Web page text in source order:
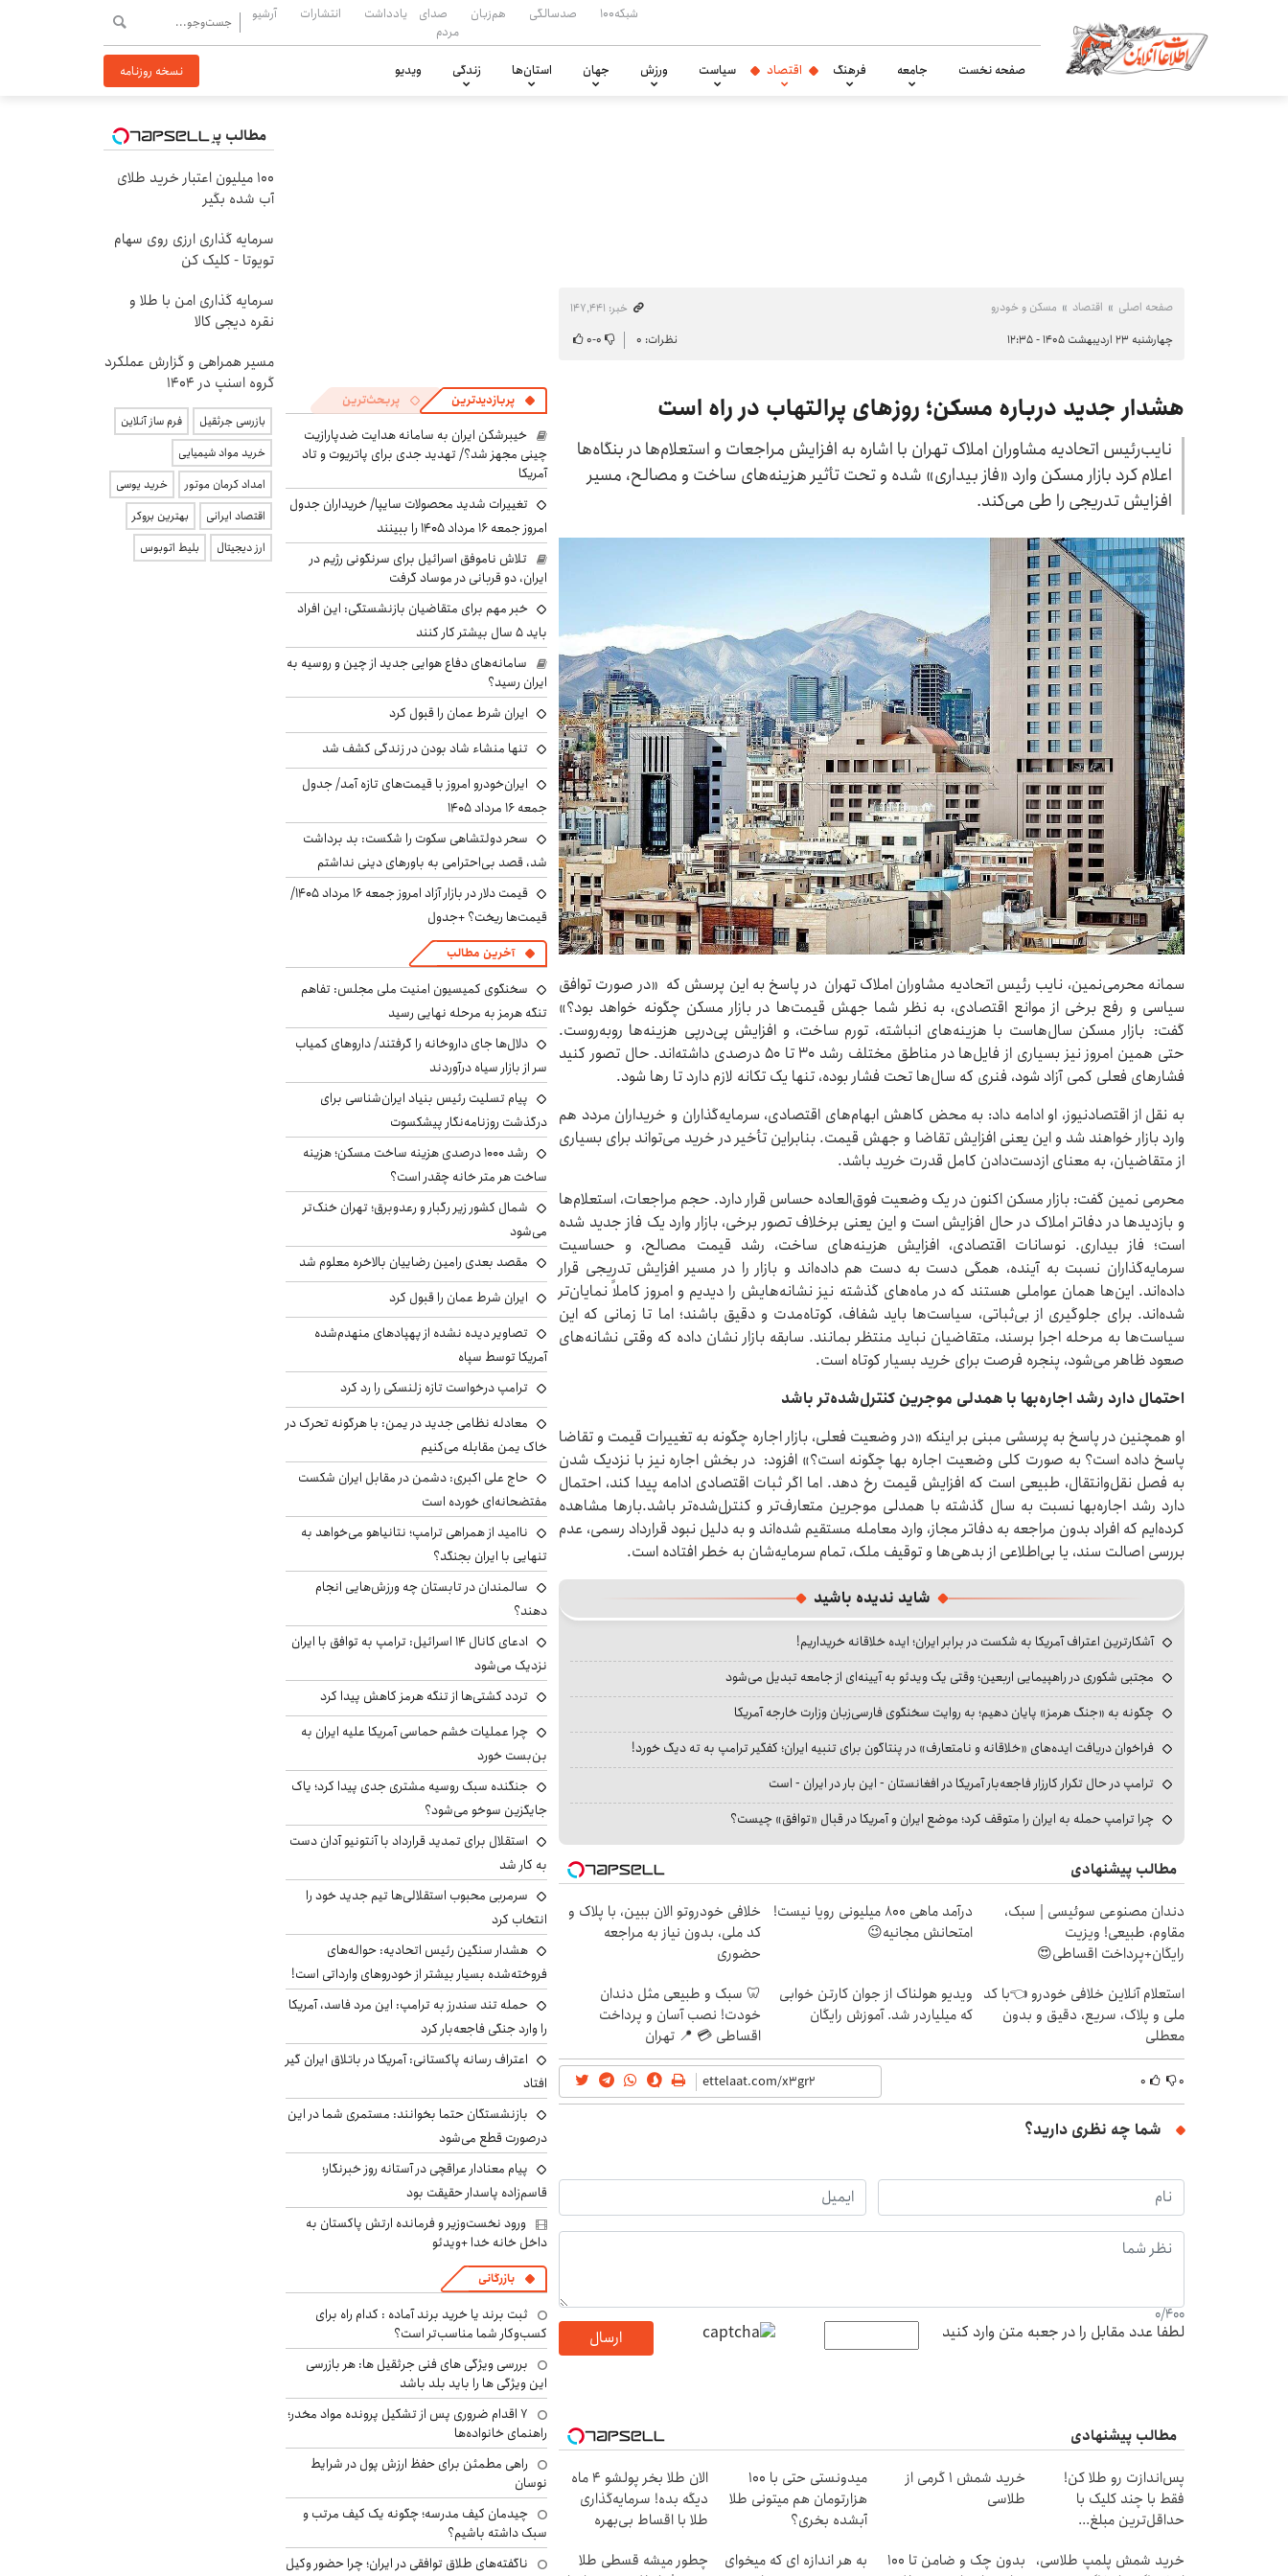
شبکه۱۰۰ صدسالگی هم‌زبان
صدای
مردم
یادداشت انتشارات آرشیو
صفحه نخست جامعه فرهنگ اقتصاد سیاست ورزش جهان استان‌ها زندگی ویدیو نسخه روزنامه
صفحه اصلی اقتصاد مسکن و خودرو
خبر: ۱۴۷٬۴۴۱
چهارشنبه ۲۳ اردیبهشت ۱۴۰۵ - ۱۲:۳۵
نظرات: ۰ ۰-۰
هشدار جدید درباره مسکن؛ روزهای پرالتهاب در راه است
نایب‌رئیس اتحادیه مشاوران املاک تهران با اشاره به افزایش مراجعات و استعلام‌ها در بنگاه‌ها
اعلام کرد بازار مسکن وارد «فاز بیداری» شده و تحت تأثیر هزینه‌های ساخت و مصالح، مسیر
افزایش تدریجی را طی می‌کند.
سمانه محرمی‌نمین، نایب رئیس اتحادیه مشاوران املاک تهران در پاسخ به این پرسش که «در صورت توافق
سیاسی و رفع برخی از موانع اقتصادی، به نظر شما جهش قیمت‌ها در بازار مسکن چگونه خواهد بود؟»
گفت: بازار مسکن سال‌هاست با هزینه‌های انباشته، تورم ساخت، و افزایش پی‌درپی هزینه‌ها روبه‌روست.
حتی همین امروز نیز بسیاری از فایل‌ها در مناطق مختلف رشد ۳۰ تا ۵۰ درصدی داشته‌اند. حال تصور کنید
فشارهای فعلی کمی آزاد شود، فنری که سال‌ها تحت فشار بوده، تنها یک تکانه لازم دارد تا رها شود.
به نقل از اقتصادنیوز، او ادامه داد: به محض کاهش ابهام‌های اقتصادی، سرمایه‌گذاران و خریداران مردد هم
وارد بازار خواهند شد و این یعنی افزایش تقاضا و جهش قیمت. بنابراین تأخیر در خرید می‌تواند برای بسیاری
از متقاضیان، به معنای ازدست‌دادن کامل قدرت خرید باشد.
محرمی نمین گفت: بازار مسکن اکنون در یک وضعیت فوق‌العاده حساس قرار دارد. حجم مراجعات، استعلام‌ها
و بازدیدها در دفاتر املاک در حال افزایش است و این یعنی برخلاف تصور برخی، بازار وارد یک فاز جدید شده
است؛ فاز بیداری. نوسانات اقتصادی، افزایش هزینه‌های ساخت، رشد قیمت مصالح، و حساسیت
سرمایه‌گذاران نسبت به آینده، همگی دست به دست هم داده‌اند و بازار را در مسیر افزایش تدریجی قرار
داده‌اند. این‌ها همان عواملی هستند که در ماه‌های گذشته نیز نشانه‌هایش را دیدیم و امروز کاملاً نمایان‌تر
شده‌اند. برای جلوگیری از بی‌ثباتی، سیاست‌ها باید شفاف، کوتاه‌مدت و دقیق باشند؛ اما تا زمانی که این
سیاست‌ها به مرحله اجرا برسند، متقاضیان نباید منتظر بمانند. سابقه بازار نشان داده که وقتی نشانه‌های
صعود ظاهر می‌شود، پنجره فرصت برای خرید بسیار کوتاه است.
احتمال دارد رشد اجاره‌بها با همدلی موجرین کنترل‌شده‌تر باشد
او همچنین در پاسخ به پرسشی مبنی بر اینکه «در وضعیت فعلی، بازار اجاره چگونه به تغییرات قیمت و تقاضا
پاسخ داده است؟ به صورت کلی وضعیت اجاره بها چگونه است؟» افزود: در بخش اجاره نیز با نزدیک شدن
به فصل نقل‌وانتقال، طبیعی است که افزایش قیمت رخ دهد. اما اگر ثبات اقتصادی ادامه پیدا کند، احتمال
دارد رشد اجاره‌بها نسبت به سال گذشته با همدلی موجرین متعارف‌تر و کنترل‌شده‌تر باشد.بارها مشاهده
کرده‌ایم که افراد بدون مراجعه به دفاتر مجاز، وارد معامله مستقیم شده‌اند و به دلیل نبود قرارداد رسمی، عدم
بررسی اصالت سند، یا بی‌اطلاعی از بدهی‌ها و توقیف ملک، تمام سرمایه‌شان به خطر افتاده است.
شاید ندیده باشید
آشکارترین اعتراف آمریکا به شکست در برابر ایران؛ ایده خلاقانه خریداریم!
مجتبی شکوری در راهپیمایی اربعین؛ وقتی یک ویدئو به آیینه‌ای از جامعه تبدیل می‌شود
چگونه به «جنگ هرمز» پایان دهیم؛ به روایت سخنگوی فارسی‌زبان وزارت خارجه آمریکا
فراخوان دریافت ایده‌های «خلاقانه و نامتعارف» در پنتاگون برای تنبیه ایران؛ کفگیر ترامپ به ته دیگ خورد!
ترامپ در حال تکرار کارزار فاجعه‌بار آمریکا در افغانستان - این بار در ایران - است
چرا ترامپ حمله به ایران را متوقف کرد؛ موضع ایران و آمریکا در قبال «توافق» چیست؟
مطالب پیشنهادی
دندان مصنوعی سوئیسی | سبک،
مقاوم، طبیعی! ویزیت
رایگان+پرداخت اقساطی😍
درآمد ماهی 800 میلیونی رویا نیست!
امتحانش مجانیه😉
خلافی خودروتو الان ببین، با پلاک و
کد ملی، بدون نیاز به مراجعه
حضوری
استعلام آنلاین خلافی خودرو 👈با کد
ملی و پلاک، سریع، دقیق و بدون
معطلی
ویدیو هولناک از جوان کارتن خوابی
که میلیاردر شد. آموزش رایگان
🦷 سبک و طبیعی مثل دندان
خودت! نصب آسان و پرداخت
اقساطی 💳 📍 تهران
۰ ۰
شما چه نظری دارید؟
0/400
لطفا عدد مقابل را در جعبه متن وارد کنید ارسال
مطالب پیشنهادی
پس‌اندازت رو طلا کن!
فقط با چند کلیک با
حداقل‌ترین مبلغ...
خرید شمش 1 گرمی از
طلاسی
میدونستی حتی با ۱۰۰
هزارتومان هم میتونی طلا
آبشده بخری؟
الان طلا بخر پولشو 4 ماه
دیگه بده! سرمایه‌گذاری
طلا با اقساط بی‌بهره
خرید شمش پلمپ طلاسی،
بدون چک و ضامن تا 100
به هر اندازه ای که میخوای
چطور میشه قسطی طلا
پربازدیدترین پربحث‌ترین
خیبرشکن ایران به سامانه هدایت ضدپارازیت
چینی مجهز شد؟/ تهدید جدی برای پاتریوت و تاد
آمریکا
تغییرات شدید محصولات سایپا/ خریداران جدول
امروز جمعه ۱۶ مرداد ۱۴۰۵ را ببینند
تلاش ناموفق اسرائیل برای سرنگونی رژیم در
ایران، دو قربانی در موساد گرفت
خبر مهم برای متقاضیان بازنشستگی: این افراد
باید ۵ سال بیشتر کار کنند
سامانه‌های دفاع هوایی جدید از چین و روسیه به
ایران رسید؟
ایران شرط عمان را قبول کرد
تنها منشاء شاد بودن در زندگی کشف شد
ایران‌خودرو امروز با قیمت‌های تازه آمد/ جدول
جمعه ۱۶ مرداد ۱۴۰۵
سحر دولتشاهی سکوت را شکست: بد برداشت
شد، قصد بی‌احترامی به باورهای دینی نداشتم
قیمت دلار در بازار آزاد امروز جمعه ۱۶ مرداد ۱۴۰۵/
قیمت‌ها ریخت؟ +جدول
آخرین مطالب
سخنگوی کمیسیون امنیت ملی مجلس: تفاهم
تنگه هرمز به مرحله نهایی رسید
دلال‌ها جای داروخانه را گرفتند/ داروهای کمیاب
سر از بازار سیاه درآوردند
پیام تسلیت رئیس بنیاد ایران‌شناسی برای
درگذشت روزنامه‌نگار پیشکسوت
رشد ۱۰۰۰ درصدی هزینه ساخت مسکن؛ هزینه
ساخت هر متر خانه چقدر است؟
شمال کشور زیر رگبار و رعدوبرق؛ تهران خنک‌تر
می‌شود
مقصد بعدی رامین رضاییان بالاخره معلوم شد
ایران شرط عمان را قبول کرد
تصاویر دیده نشده از پهپادهای منهدم‌شده
آمریکا توسط سپاه
ترامپ درخواست تازه زلنسکی را رد کرد
معادله نظامی جدید در یمن: با هرگونه تحرک در
خاک یمن مقابله می‌کنیم
حاج علی اکبری: دشمن در مقابل ایران شکست
مفتضحانه‌ای خورده است
ناامید از همراهی ترامپ؛ نتانیاهو می‌خواهد به
تنهایی با ایران بجنگد؟
سالمندان در تابستان چه ورزش‌هایی انجام
دهند؟
ادعای کانال ۱۴ اسرائیل: ترامپ به توافق با ایران
نزدیک می‌شود
تردد کشتی‌ها از تنگه هرمز کاهش پیدا کرد
چرا عملیات خشم حماسی آمریکا علیه ایران به
بن‌بست خورد
جنگنده سبک روسیه مشتری جدی پیدا کرد؛ یاک
جایگزین سوخو می‌شود؟
استقلال برای تمدید قرارداد با آنتونیو آدان دست
به کار شد
سرمربی محبوب استقلالی‌ها تیم جدید خود را
انتخاب کرد
هشدار سنگین رئیس اتحادیه: حواله‌های
فروخته‌شده بسیار بیشتر از خودروهای وارداتی است!
حمله تند سندرز به ترامپ: این مرد فاسد، آمریکا
را وارد جنگی فاجعه‌بار کرد
اعتراف رسانه پاکستانی: آمریکا در باتلاق ایران گیر
افتاد
بازنشستگان حتما بخوانند: مستمری شما در این
درصورت قطع می‌شود
پیام معنادار عراقچی در آستانه روز خبرنگار؛
قاسم‌زاده پاسدار حقیقت بود
ورود نخست‌وزیر و فرمانده ارتش پاکستان به
داخل خانه خدا +ویدئو
بازرگانی
ثبت برند یا خرید برند آماده : کدام راه برای
کسب‌وکار شما مناسب‌تر است؟
بررسی ویژگی های فنی جرثقیل ها: هر بازرسی
این ویژگی ها را باید بلد باشد
۷ اقدام ضروری پس از تشکیل پرونده مواد مخدر؛
راهنمای خانواده‌ها
راهی مطمئن برای حفظ ارزش پول در شرایط
نوسان
چیدمان کیف مدرسه؛ چگونه یک کیف مرتب و
سبک داشته باشیم؟
ناگفته‌های طلاق توافقی در ایران؛ چرا حضور وکیل
مطالب پیشنهادی
100 میلیون اعتبار خرید طلای
آب شده بگیر
سرمایه گذاری ارزی روی سهام
تویوتا - کلیک کن
سرمایه گذاری امن با طلا و
نقره دیجی کالا
مسیر همراهی و گزارش عملکرد
گروه اسنپ در ۱۴۰۴
بازرسی جرثقیل
فرم ساز آنلاین
خرید مواد شیمیایی
امداد کرمان موتور
خرید یوسی
اقتصاد ایرانی
بهترین بروکر
ارز دیجیتال
بلیط اتوبوس